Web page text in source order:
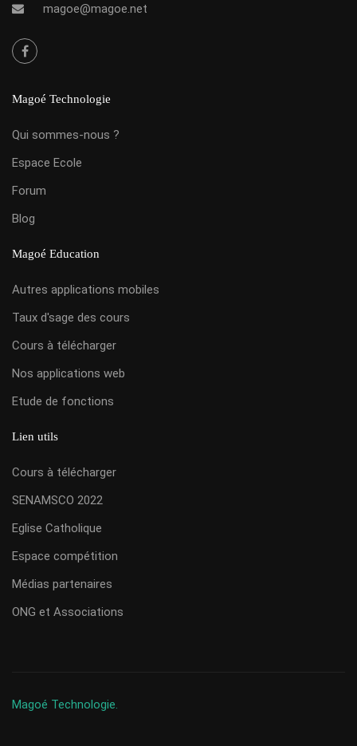
magoe@magoe.net
Magoé Technologie
Qui sommes-nous ?
Espace Ecole
Forum
Blog
Magoé Education
Autres applications mobiles
Taux d'sage des cours
Cours à télécharger
Nos applications web
Etude de fonctions
Lien utils
Cours à télécharger
SENAMSCO 2022
Eglise Catholique
Espace compétition
Médias partenaires
ONG et Associations
Magoé Technologie.